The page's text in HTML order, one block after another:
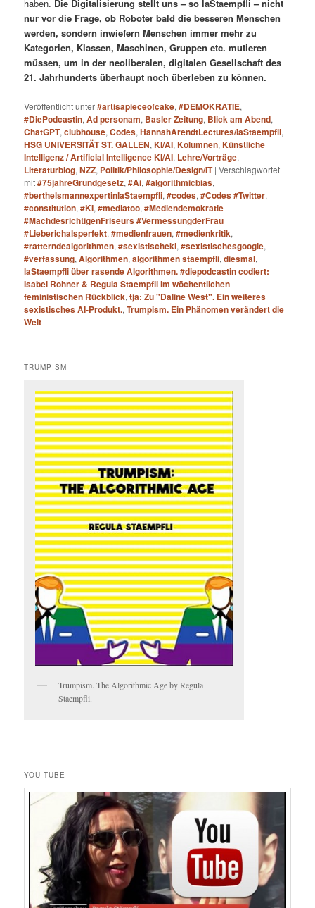
haben. Die Digitalisierung stellt uns – so laStaempfli – nicht
nur vor die Frage, ob Roboter bald die besseren Menschen
werden, sondern inwiefern Menschen immer mehr zu
Kategorien, Klassen, Maschinen, Gruppen etc. mutieren
müssen, um in der neoliberalen, digitalen Gesellschaft des
21. Jahrhunderts überhaupt noch überleben zu können.
Veröffentlicht unter#artisapieceofcake,#DEMOKRATIE,
#DiePodcastin,Ad personam, Basler Zeitung, Blick am Abend,
ChatGPT,clubhouse,Codes,HannahArendtLectures/laStaempfli,
HSG UNIVERSITÄT ST. GALLEN,KI/AI,Kolumnen,Künstliche
Intelligenz / Artificial Intelligence KI/AI, Lehre/Vorträge,
Literaturblog,NZZ, Politik/Philosophie/Design/IT |Verschlagwortet
mit#75jahreGrundgesetz,#Ai,#algorithmicbias,
#berthelsmannexpertinlaStaempfli,#codes,#Codes #Twitter,
#constitution,#KI,#mediatoo,#Mediendemokratie
#MachdesrichtigenFriseurs #VermessungderFrau
#Lieberichalsperfekt,#medienfrauen,#medienkritik,
#ratterndealgorithmen,#sexistischeki,#sexistischesgoogle,
#verfassung,Algorithmen,algorithmen staempfli,diesmal,
laStaempfli über rasende Algorithmen. #diepodcastin codiert:
Isabel Rohner & Regula Staempfli im wöchentlichen
feministischen Rückblick,tja: Zu "Daline West". Ein weiteres
sexistisches AI-Produkt.,Trumpism. Ein Phänomen verändert die
Welt
TRUMPISM
Trumpism. The Algorithmic Age by Regula
Staempfli.
YOU TUBE